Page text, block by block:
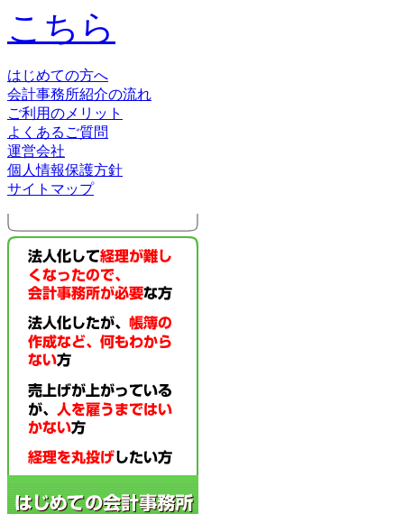
こちら
はじめての方へ
会計事務所紹介の流れ
ご利用のメリット
よくあるご質問
運営会社
個人情報保護方針
サイトマップ